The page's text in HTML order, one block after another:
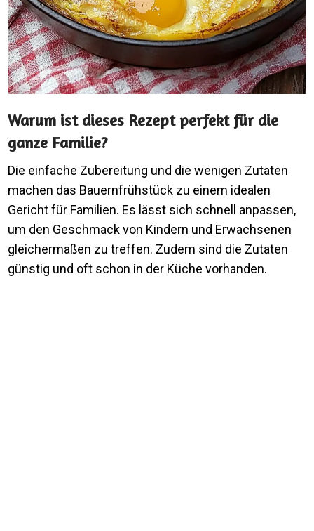
Warum ist dieses Rezept perfekt für die
ganze Familie?
Die einfache Zubereitung und die wenigen Zutaten
machen das Bauernfrühstück zu einem idealen
Gericht für Familien. Es lässt sich schnell anpassen,
um den Geschmack von Kindern und Erwachsenen
gleichermaßen zu treffen. Zudem sind die Zutaten
günstig und oft schon in der Küche vorhanden.